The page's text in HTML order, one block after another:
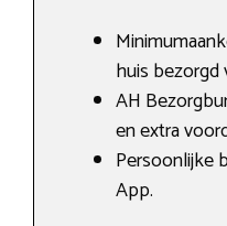
huis bezorgd
AH
en extra
Persoonlijke
App.